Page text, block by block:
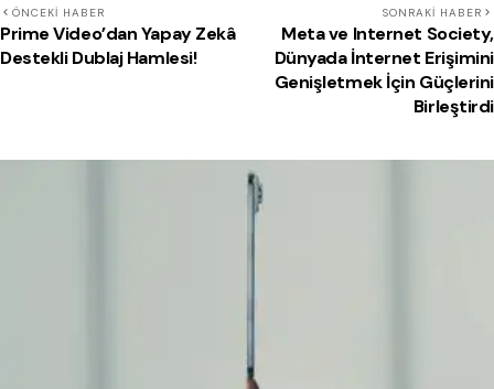
ÖNCEKI HABER
Prime Video’dan Yapay Zekâ
Destekli Dublaj Hamlesi!
SONRAKI HABER
Meta ve Internet Society,
Dünyada İnternet Erişimini
Genişletmek İçin Güçlerini
Birleştirdi